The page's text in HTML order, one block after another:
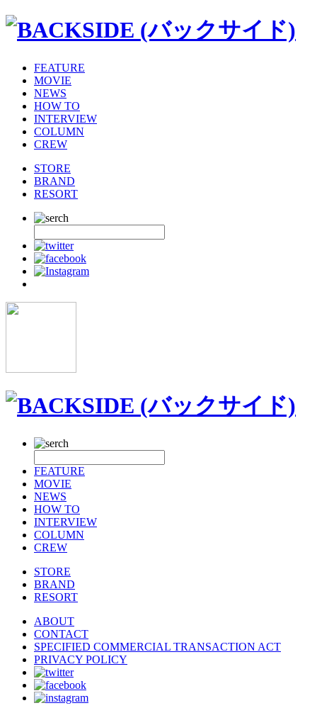
FEATURE
MOVIE
NEWS
HOW TO
INTERVIEW
COLUMN
CREW
STORE
BRAND
RESORT
FEATURE
MOVIE
NEWS
HOW TO
INTERVIEW
COLUMN
CREW
STORE
BRAND
RESORT
ABOUT
CONTACT
SPECIFIED COMMERCIAL TRANSACTION ACT
PRIVACY POLICY